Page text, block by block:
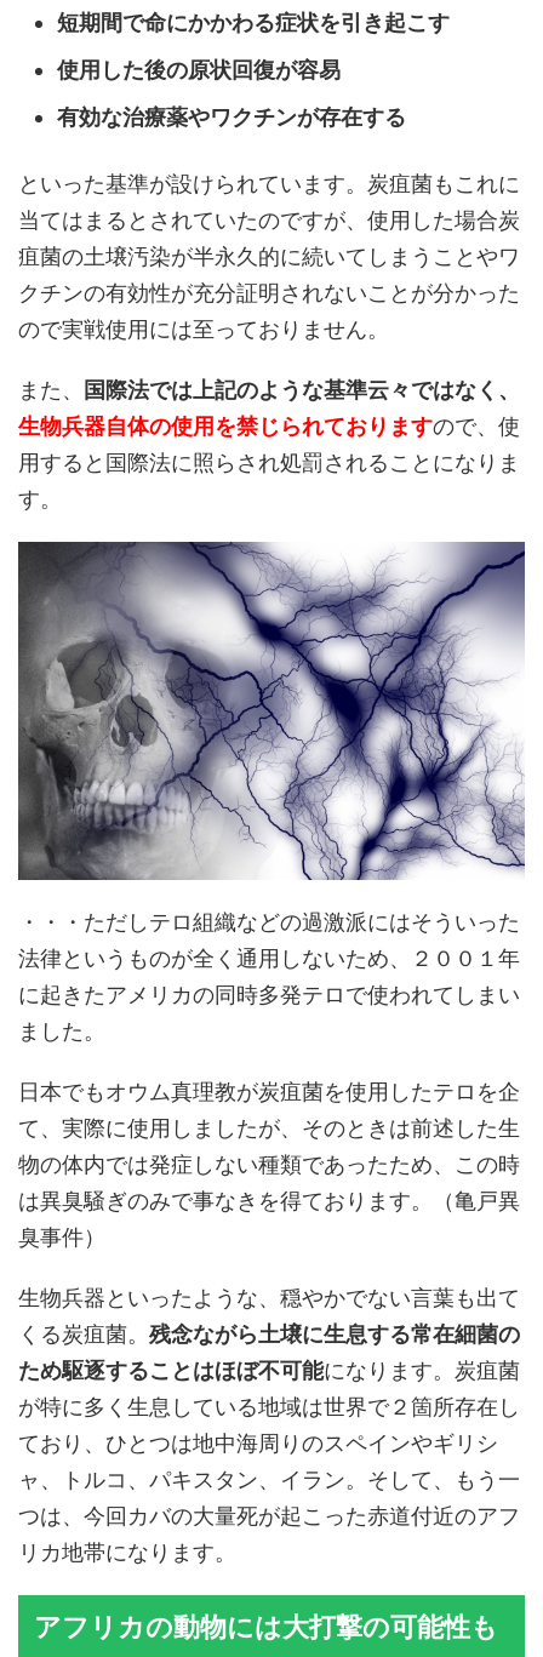
短期間で命にかかわる症状を引き起こす
使用した後の原状回復が容易
有効な治療薬やワクチンが存在する
といった基準が設けられています。炭疽菌もこれに
当てはまるとされていたのですが、使用した場合炭
疽菌の土壌汚染が半永久的に続いてしまうことやワ
クチンの有効性が充分証明されないことが分かった
ので実戦使用には至っておりません。
また、
国際法では上記のような基準云々ではなく、
生物兵器自体の使用を禁じられておりますので、使
用すると国際法に照らされ処罰されることになりま
す。
・・・ただしテロ組織などの過激派にはそういった
法律というものが全く通用しないため、２００１年
に起きたアメリカの同時多発テロで使われてしまい
ました。
日本でもオウム真理教が炭疽菌を使用したテロを企
て、実際に使用しましたが、そのときは前述した生
物の体内では発症しない種類であったため、この時
は異臭騒ぎのみで事なきを得ております。（亀戸異
臭事件）
生物兵器といったような、穏やかでない言葉も出て
くる炭疽菌。 残念ながら土壌に生息する常在細菌の
ため駆逐することはほぼ不可能になります。炭疽菌
が特に多く生息している地域は世界で２箇所存在し
ており、ひとつは地中海周りのスペインやギリシ
ャ、トルコ、パキスタン、イラン。そして、もう一
つは、今回カバの大量死が起こった赤道付近のアフ
リカ地帯になります。
アフリカの動物には大打撃の可能性も